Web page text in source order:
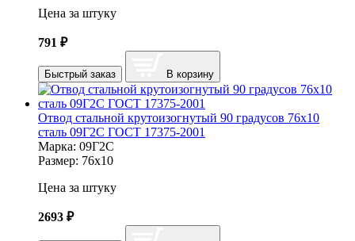
Цена за штуку
791 ₽
Быстрый заказ В корзину
Отвод стальной крутоизогнутый 90 градусов 76х10
сталь 09Г2С ГОСТ 17375-2001
Марка: 09Г2С
Размер: 76х10
Цена за штуку
2693 ₽